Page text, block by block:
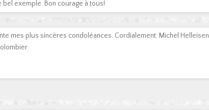
bel exemple. Bon courage à tous!
mes plus sincères condoléances. Cordialement. Michel Helleisen